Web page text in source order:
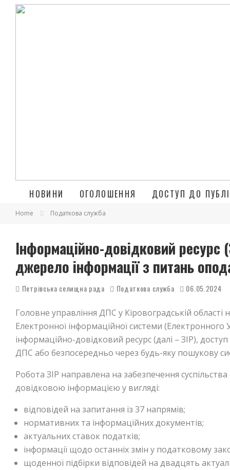
НОВИНИ ОГОЛОШЕННЯ ДОСТУП ДО
Home Податкова служба
Інформаційно-довідковий
джерело інформації з питань
Петрівська селищна рада Податкова служба 06.05.2024
Головне управління ДПС у Кіровоградській
Електронної інформаційної системи
інформаційно-довідковий ресурс (далі – ЗІР),
ДПС або безпосередньо через будь-яку пошукову
Робота ЗІР направлена на забезпечення
довідковою інформацією у вигляді:
відповідей на запитання із 37 напрямів;
нормативних та інформаційних документів;
актуальних ставок податків;
інформації щодо останніх змін у податковому
щоденної підбірки відповідей на двадцять